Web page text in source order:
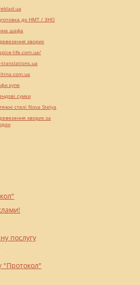
послугу
"Протокол"
до НМТ / ЗНО
шафа
хворих
life.com.ua/
translations.ua
купе
сумки
стелі Nova Stelya
хворих за